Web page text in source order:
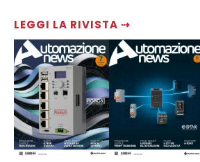
LEGGI LA RIVISTA ⇢